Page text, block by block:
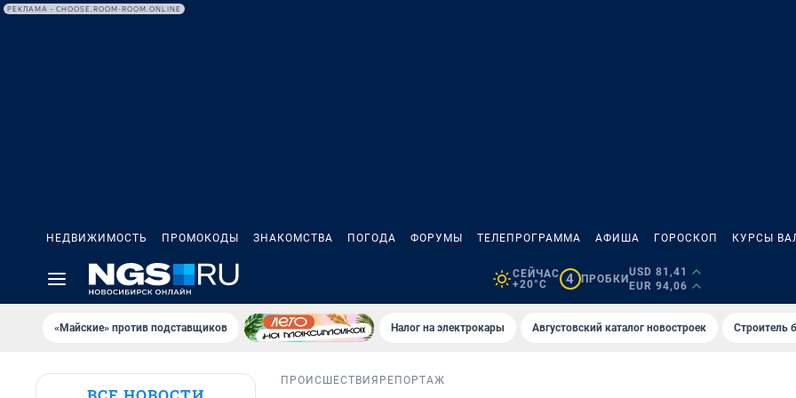
РЕКЛАМА • CHOOSE.ROOM-ROOM.ONLINE
НЕДВИЖИМОСТЬ ПРОМОКОДЫ ЗНАКОМСТВА ПОГОДА ФОРУМЫ ТЕЛЕПРОГРАММА АФИША ГОРОСКОП КУРСЫ
СЕЙЧАС
+20°C
4 ПРОБКИ
USD 81,41
EUR 94,06
«Майские» против подставщиков Налог на электрокары Августовский каталог новостроек Строитель
ПРОИСШЕСТВИЯ РЕПОРТАЖ